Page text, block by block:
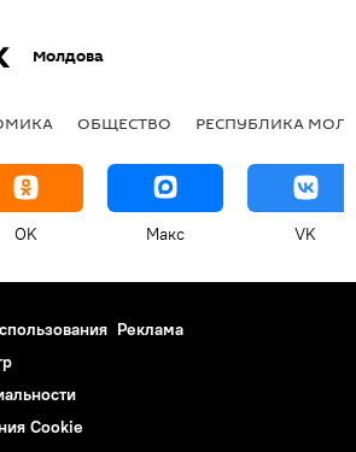
Молдова
ОБЩЕСТВО РЕСПУБЛИКА
OK Макс VK
Реклама
Cookie